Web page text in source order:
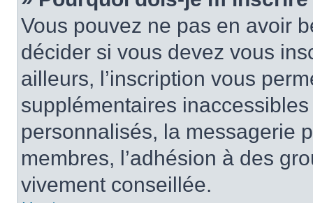
Vous pouvez ne pas en avoir
décider si vous devez vous
ailleurs, l’inscription vous
supplémentaires
personnalisés, la messagerie
membres, l’adhésion à des
vivement conseillée.